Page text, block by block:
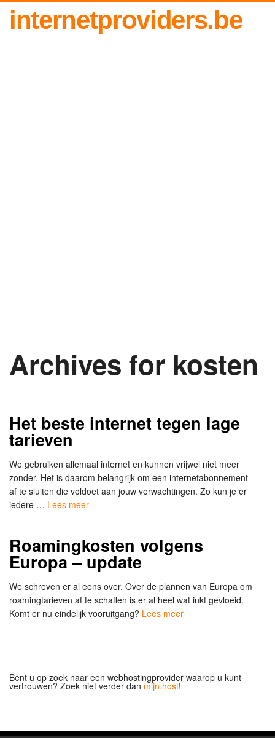
internetproviders.be
Archives for kosten
Het beste internet tegen lage
tarieven
We gebruiken allemaal internet en kunnen vrijwel niet meer
zonder. Het is daarom belangrijk om een internetabonnement
af te sluiten die voldoet aan jouw verwachtingen. Zo kun je er
iedere … Lees meer
Roamingkosten volgens
Europa – update
We schreven er al eens over. Over de plannen van Europa om
roamingtarieven af te schaffen is er al heel wat inkt gevloeid.
Komt er nu eindelijk vooruitgang? Lees meer
Bent u op zoek naar een webhostingprovider waarop u kunt
vertrouwen? Zoek niet verder dan mijn.host!